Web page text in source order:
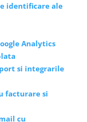
identificare ale
Analytics
si integrarile
facturare si
cu